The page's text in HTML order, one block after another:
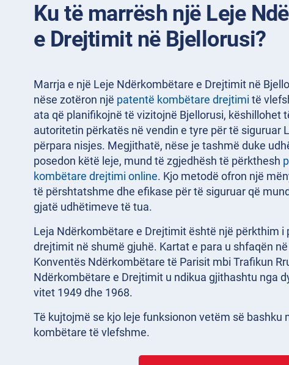
Ku të marrësh një Leje
e Drejtimit në Bjellorusi?
Marrja e një Leje Ndërkombëtare e Drejtimit në
nëse zotëron një patentë kombëtare drejtimi të
ata që planifikojnë të vizitojnë Bjellorusi, këshillohet
autoritetin përkatës në vendin e tyre për të siguruar
përpara nisjes. Megjithatë, nëse je tashmë duke
posedon këtë leje, mund të zgjedhësh të përkthesh
kombëtare drejtimi online. Kjo metodë ofron një
të përshtatshme dhe efikase për të siguruar që
gjatë udhëtimeve të tua.
Leja Ndërkombëtare e Drejtimit është një përkthim
drejtimit në shumë gjuhë. Kartat e para u shfaqën
Konventës Ndërkombëtare të Parisit mbi Trafikun
Ndërkombëtare e Drejtimit u ndikua gjithashtu nga
vitet 1949 dhe 1968.
Të kujtojmë se kjo leje funksionon vetëm së bashku
kombëtare të vlefshme.